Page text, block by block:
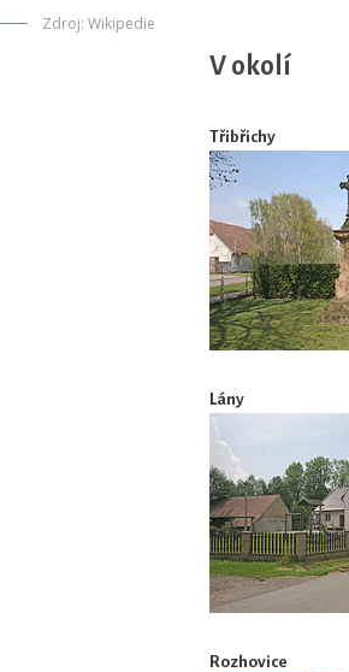
Zdroj: Wikipedie
V okolí
Třibřichy
Lány
Rozhovice